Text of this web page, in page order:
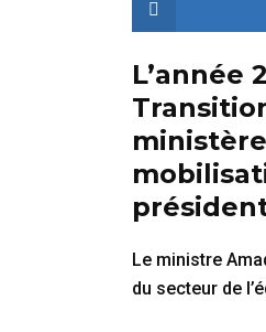
L’année
Le ministre
du secteur de